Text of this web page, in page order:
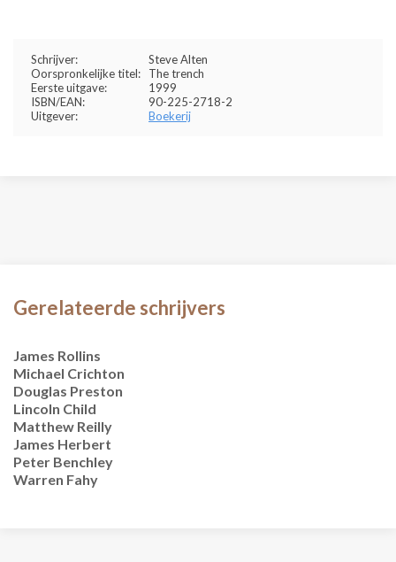
Schrijver:
Steve Alten
Oorspronkelijke titel:
The trench
Eerste uitgave:
1999
ISBN/EAN:
90-225-2718-2
Uitgever:
Boekerij
Gerelateerde schrijvers
James Rollins
Michael Crichton
Douglas Preston
Lincoln Child
Matthew Reilly
James Herbert
Peter Benchley
Warren Fahy